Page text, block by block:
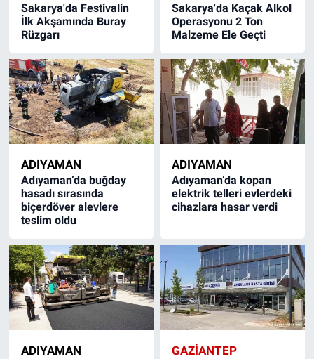
Sakarya'da Festivalin
İlk Akşamında Buray
Rüzgarı
Sakarya'da Kaçak Alkol
Operasyonu 2 Ton
Malzeme Ele Geçti
ADIYAMAN
Adıyaman’da buğday
hasadı sırasında
biçerdöver alevlere
teslim oldu
ADIYAMAN
Adıyaman’da kopan
elektrik telleri evlerdeki
cihazlara hasar verdi
ADIYAMAN GAZIANTEP